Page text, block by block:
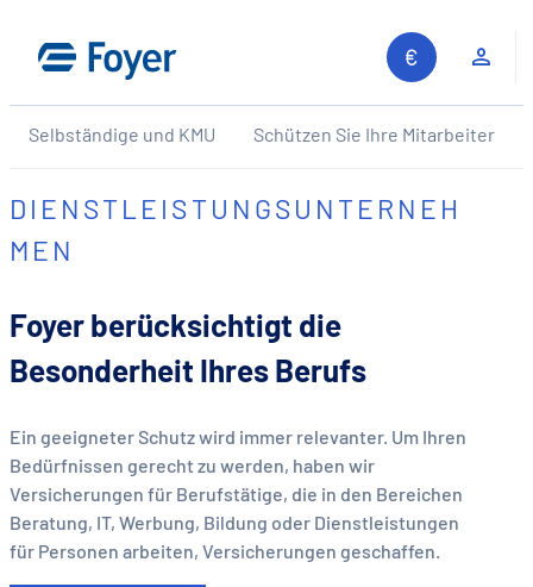
Inhalt
springen
Auf unserer Website suchen
Selbständige und KMU Schützen Sie Ihre Mitarbeiter
DIENSTLEISTUNGSUNTERNEH
MEN
Foyer berücksichtigt die
Besonderheit Ihres Berufs
Ein geeigneter Schutz wird immer relevanter. Um Ihren
Bedürfnissen gerecht zu werden, haben wir
Versicherungen für Berufstätige, die in den Bereichen
Beratung, IT, Werbung, Bildung oder Dienstleistungen
für Personen arbeiten, Versicherungen geschaffen.